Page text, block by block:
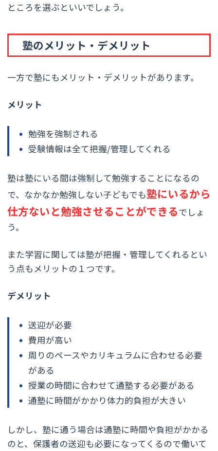
ところを選ぶといいでしょう。
塾のメリット・デメリット
一方で塾にもメリット・デメリットがあります。
メリット
勉強を強制される
受験情報は全て把握/管理してくれる
塾は塾にいる間は強制して勉強することになるの
で、なかなか勉強しない子どもでも塾にいるから
仕方ないと勉強させることができるでしょ
う。
また学習に関しては塾が把握・管理してくれるとい
う点もメリットの１つです。
デメリット
送迎が必要
費用が高い
周りのペースやカリキュラムに合わせる必要
がある
授業の時間に合わせて通塾する必要がある
通塾に時間がかかり体力的負担が大きい
しかし、塾に通う場合は通塾に時間や負担がかかる
のと、保護者の送迎も必要になってくるので働いて